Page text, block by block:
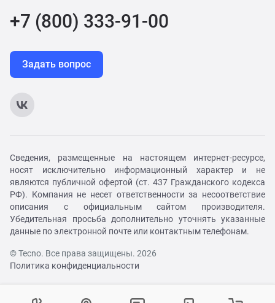
+7 (800) 333-91-00
Задать вопрос
Сведения, размещенные на настоящем интернет-ресурсе,
носят исключительно информационный характер и не
являются публичной офертой (ст. 437 Гражданского кодекса
РФ). Компания не несет ответственности за несоответствие
описания с официальным сайтом производителя.
Убедительная просьба дополнительно уточнять указанные
данные по электронной почте или контактным телефонам.
© Tecno. Все права защищены. 2026
Политика конфиденциальности
Как вам удобнее с нами связаться?